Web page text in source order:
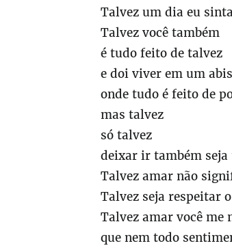
Talvez um dia eu
Talvez você também
é tudo feito de talvez
e doi viver em um
onde tudo é feito de
mas talvez
só talvez
deixar ir também
Talvez amar não
Talvez seja respeitar
Talvez amar você me
que nem todo